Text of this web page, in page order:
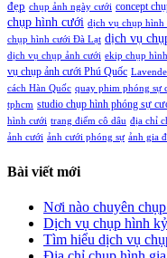
đẹp chụp ảnh ngày cưới concept
chụp hình cưới dịch vụ chụp hình
chụp hình cưới Đà Lạt dịch vụ
dịch vụ chụp ảnh cưới ekip chụp
vụ chụp ảnh cưới Phú Quốc
cách Hàn Quốc quay phim phóng sự
tphcm studio chụp hình phóng sự
hình cưới trang điểm cô dâu địa chỉ
ảnh cưới ảnh cưới phóng sự ảnh gia
Bài viết mới
Nơi nào chuyên
Dịch vụ chụp hình
Tìm hiểu dịch vụ